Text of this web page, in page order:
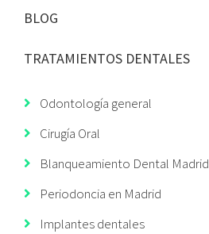
BLOG
TRATAMIENTOS DENTALES
Odontología general
Cirugía Oral
Blanqueamiento Dental Madrid
Periodoncia en Madrid
Implantes dentales